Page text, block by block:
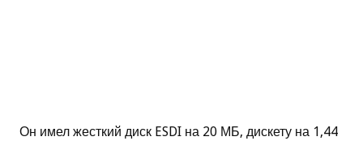
Он имел жесткий диск ESDI на 20 МБ, дискету на 1,44